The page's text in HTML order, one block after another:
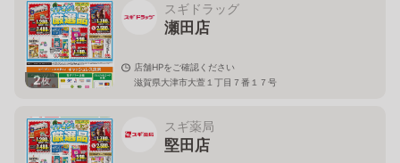
2枚
スギドラッグ
瀬田店
店舗HPをご確認ください
滋賀県大津市大萱１丁目７番１７号
スギ薬局
堅田店